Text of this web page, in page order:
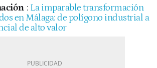
: La imparable transformación
en Málaga: de polígono industrial a
de alto valor